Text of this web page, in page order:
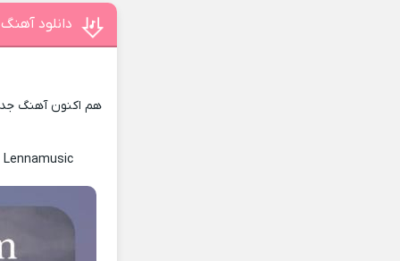
دانلود
هم اکنون آهنگ